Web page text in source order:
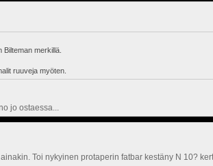
merkillä.
ruuveja myöten.
jo ostaessa...
Toi nykyinen protaperin fatbar kestäny N 10?